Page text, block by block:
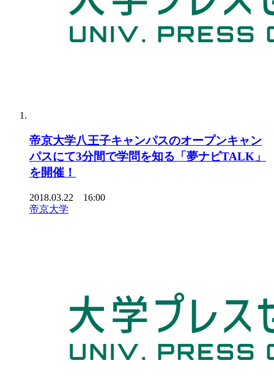
帝京大学八王子キャンパスのオープンキャン
パスにて3分間で学問を知る「夢ナビTALK」
を開催！
2018.03.22 16:00
帝京大学